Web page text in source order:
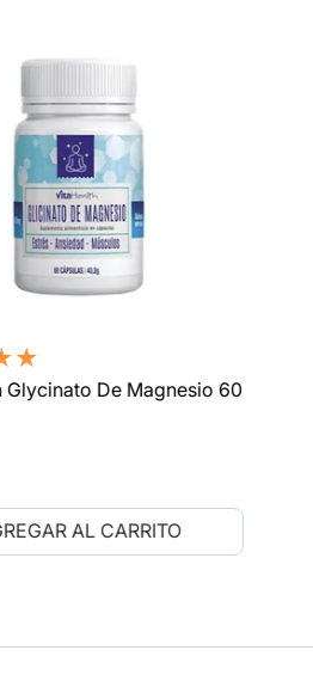
★
Glycinato De Magnesio 60
AL CARRITO